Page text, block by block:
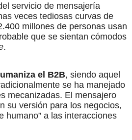
servicio de mensajería
veces tediosas curvas de
millones de personas usan
que se sientan cómodos
.
el B2B, siendo aquel
se ha manejado
mecanizadas. El mensajero
su versión para los negocios,
humano” a las interacciones